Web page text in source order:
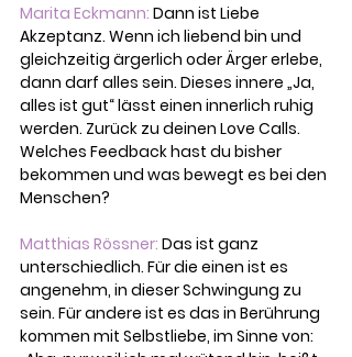
Marita Eckmann: Dann ist Liebe
Akzeptanz. Wenn ich liebend bin und
gleichzeitig ärgerlich oder Ärger erlebe,
dann darf alles sein. Dieses innere „Ja,
alles ist gut“ lässt einen innerlich ruhig
werden. Zurück zu deinen Love Calls.
Welches Feedback hast du bisher
bekommen und was bewegt es bei den
Menschen?
Matthias Rössner: Das ist ganz
unterschiedlich. Für die einen ist es
angenehm, in dieser Schwingung zu
sein. Für andere ist es das in Berührung
kommen mit Selbstliebe, im Sinne von: